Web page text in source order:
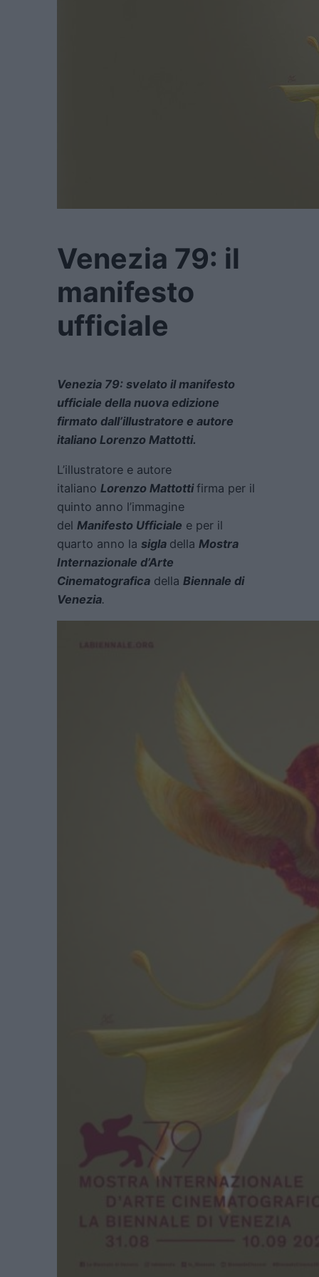
Venezia 79: il
manifesto
ufficiale
Venezia 79: svelato il manifesto
ufficiale della nuova edizione
firmato dall’illustratore e autore
italiano Lorenzo Mattotti.
L’illustratore e autore
italiano Lorenzo Mattotti firma per il
quinto anno l’immagine
del Manifesto Ufficiale e per il
quarto anno la sigla della Mostra
Internazionale d’Arte
Cinematografica della Biennale di
Venezia.